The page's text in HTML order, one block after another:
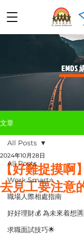
​EMDS
文章
All Posts
Work Smart⭐️
職場人際相處指南
好好理財💰 為未來着想🈵
求職面試技巧🌟
All Posts
【好難捉摸啊
去見工要注意
2024年10月28日